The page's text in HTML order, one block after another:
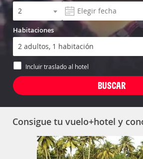
Habitaciones
Incluir traslado al hotel
Consigue tu vuelo+hotel y